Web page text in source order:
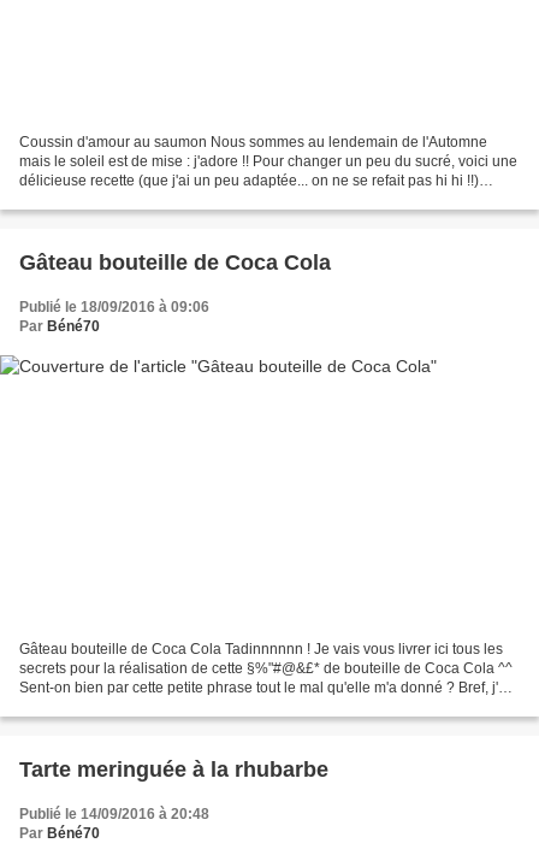
Coussin d'amour au saumon Nous sommes au lendemain de l'Automne
mais le soleil est de mise : j'adore !! Pour changer un peu du sucré, voici une
délicieuse recette (que j'ai un peu adaptée... on ne se refait pas hi hi !!)
Gâteau bouteille de Coca Cola
Publié le 18/09/2016 à 09:06
Par Béné70
Gâteau bouteille de Coca Cola Tadinnnnnn ! Je vais vous livrer ici tous les
secrets pour la réalisation de cette §%"#@&£* de bouteille de Coca Cola ^^
Sent-on bien par cette petite phrase tout le mal qu'elle m'a donné ? Bref, j'ai
Tarte meringuée à la rhubarbe
Publié le 14/09/2016 à 20:48
Par Béné70